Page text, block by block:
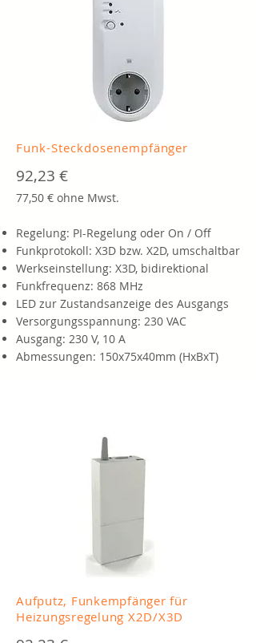
Funk-Steckdosenempfänger
92,23 €
77,50 € ohne Mwst.
Regelung: PI-Regelung oder On / Off
Funkprotokoll: X3D bzw. X2D, umschaltbar
Werkseinstellung: X3D, bidirektional
Funkfrequenz: 868 MHz
LED zur Zustandsanzeige des Ausgangs
Versorgungsspannung: 230 VAC
Ausgang: 230 V, 10 A
Abmessungen: 150x75x40mm (HxBxT)
Aufputz, Funkempfänger für
Heizungsregelung X2D/X3D